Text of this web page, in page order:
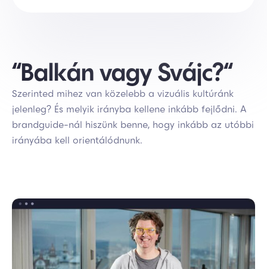
“Balkán vagy Svájc?“
Szerinted mihez van közelebb a vizuális kultúránk
jelenleg? És melyik irányba kellene inkább fejlődni. A
brandguide-nál hiszünk benne, hogy inkább az utóbbi
irányába kell orientálódnunk.